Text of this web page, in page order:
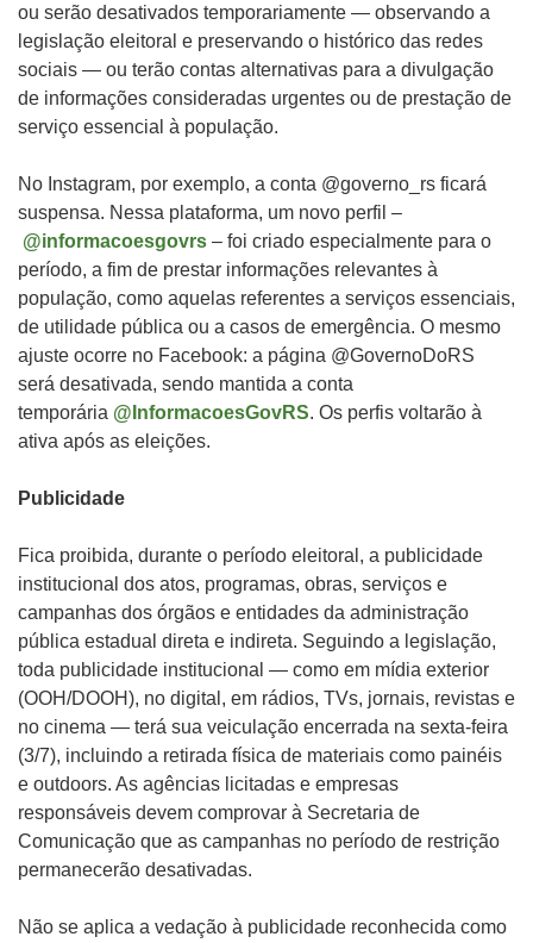
ou serão desativados temporariamente — observando a
legislação eleitoral e preservando o histórico das redes
sociais — ou terão contas alternativas para a divulgação
de informações consideradas urgentes ou de prestação de
serviço essencial à população.
No Instagram, por exemplo, a conta @governo_rs ficará
suspensa. Nessa plataforma, um novo perfil –
@informacoesgovrs – foi criado especialmente para o
período, a fim de prestar informações relevantes à
população, como aquelas referentes a serviços essenciais,
de utilidade pública ou a casos de emergência. O mesmo
ajuste ocorre no Facebook: a página @GovernoDoRS
será desativada, sendo mantida a conta
temporária @InformacoesGovRS. Os perfis voltarão à
ativa após as eleições.
Publicidade
Fica proibida, durante o período eleitoral, a publicidade
institucional dos atos, programas, obras, serviços e
campanhas dos órgãos e entidades da administração
pública estadual direta e indireta. Seguindo a legislação,
toda publicidade institucional — como em mídia exterior
(OOH/DOOH), no digital, em rádios, TVs, jornais, revistas e
no cinema — terá sua veiculação encerrada na sexta-feira
(3/7), incluindo a retirada física de materiais como painéis
e outdoors. As agências licitadas e empresas
responsáveis devem comprovar à Secretaria de
Comunicação que as campanhas no período de restrição
permanecerão desativadas.
Não se aplica a vedação à publicidade reconhecida como